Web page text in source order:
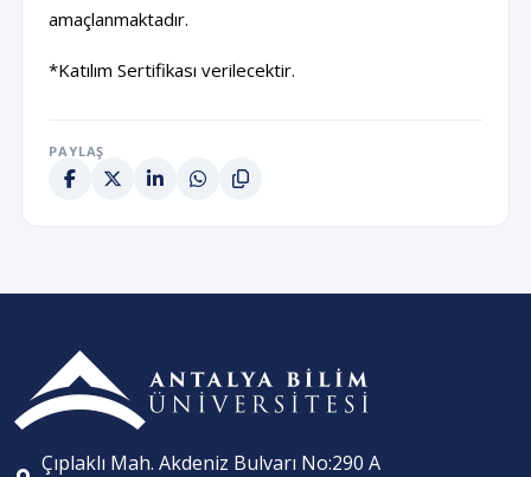
amaçlanmaktadır.
*Katılım Sertifikası verilecektir.
PAYLAŞ
Çıplaklı Mah. Akdeniz Bulvarı No:290 A